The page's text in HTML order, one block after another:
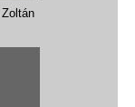
Zoltán